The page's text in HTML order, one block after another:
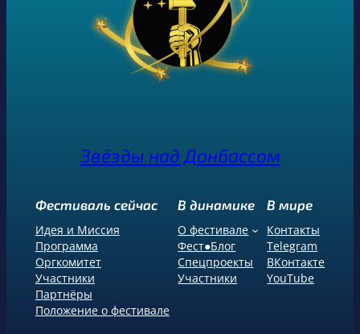
Звёзды над Донбассом
Фестиваль сейчас
Идея и Миссия
Программа
Оргкомитет
Участники
Партнёры
Положение о фестивале
В динамике
О фестивале
Фест●Блог
Спецпроекты
Участники
В мире
Контакты
Telegram
ВКонтакте
YouTube